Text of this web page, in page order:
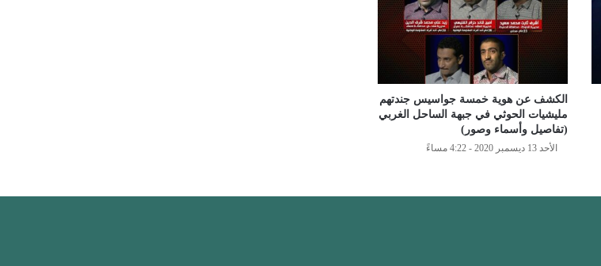
الكشف عن هوية خمسة جواسيس جندتهم
مليشيات الحوثي في جبهة الساحل الغربي
(تفاصيل وأسماء وصور)
الأحد 13 ديسمبر 2020 - 4:22 مساءً